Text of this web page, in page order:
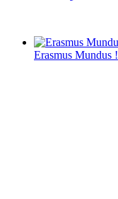
Erasmus Mundus !